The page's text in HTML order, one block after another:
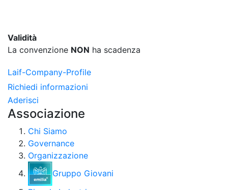
Validità
La convenzione NON ha scadenza
Laif-Company-Profile
Richiedi informazioni
Aderisci
Associazione
Chi Siamo
Governance
Organizzazione
Gruppo Giovani